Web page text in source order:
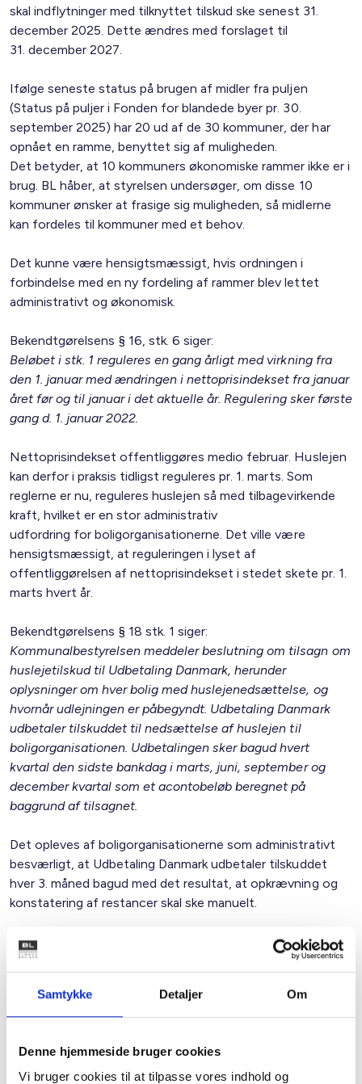
Samtykke Detaljer Om
Denne hjemmeside bruger cookies
Vi bruger cookies til at tilpasse vores indhold og
skal indflytninger med tilknyttet tilskud ske senest 31.
december 2025. Dette ændres med forslaget til
31. december 2027.
Ifølge seneste status på brugen af midler fra puljen
(Status på puljer i Fonden for blandede byer pr. 30.
september 2025) har 20 ud af de 30 kommuner, der har
opnået en ramme, benyttet sig af muligheden.
Det betyder, at 10 kommuners økonomiske rammer ikke er i
brug. BL håber, at styrelsen undersøger, om disse 10
kommuner ønsker at frasige sig muligheden, så midlerne
kan fordeles til kommuner med et behov.
Det kunne være hensigtsmæssigt, hvis ordningen i
forbindelse med en ny fordeling af rammer blev lettet
administrativt og økonomisk.
Bekendtgørelsens § 16, stk. 6 siger:
Beløbet i stk. 1 reguleres en gang årligt med virkning fra
den 1. januar med ændringen i nettoprisindekset fra januar
året før og til januar i det aktuelle år. Regulering sker første
gang d. 1. januar 2022.
Nettoprisindekset offentliggøres medio februar. Huslejen
kan derfor i praksis tidligst reguleres pr. 1. marts. Som
reglerne er nu, reguleres huslejen så med tilbagevirkende
kraft, hvilket er en stor administrativ
udfordring for boligorganisationerne. Det ville være
hensigtsmæssigt, at reguleringen i lyset af
offentliggørelsen af nettoprisindekset i stedet skete pr. 1.
marts hvert år.
Bekendtgørelsens § 18 stk. 1 siger:
Kommunalbestyrelsen meddeler beslutning om tilsagn om
huslejetilskud til Udbetaling Danmark, herunder
oplysninger om hver bolig med huslejenedsættelse, og
hvornår udlejningen er påbegyndt. Udbetaling Danmark
udbetaler tilskuddet til nedsættelse af huslejen til
boligorganisationen. Udbetalingen sker bagud hvert
kvartal den sidste bankdag i marts, juni, september og
december kvartal som et acontobeløb beregnet på
baggrund af tilsagnet.
Det opleves af boligorganisationerne som administrativt
besværligt, at Udbetaling Danmark udbetaler tilskuddet
hver 3. måned bagud med det resultat, at opkrævning og
konstatering af restancer skal ske manuelt.
Bekendtgørelsens § 18, stk. 3. siger:
Senest den 15. februar hvert år indsender
over antallet af måneder, hvor hver enkelt
tilskudsberettigede bolig har været udlejet. Opgørelsen
Attest fra en godkendt revisor koster ifølge en af vores